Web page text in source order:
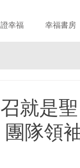
幸福 幸福書房
就是
隊領